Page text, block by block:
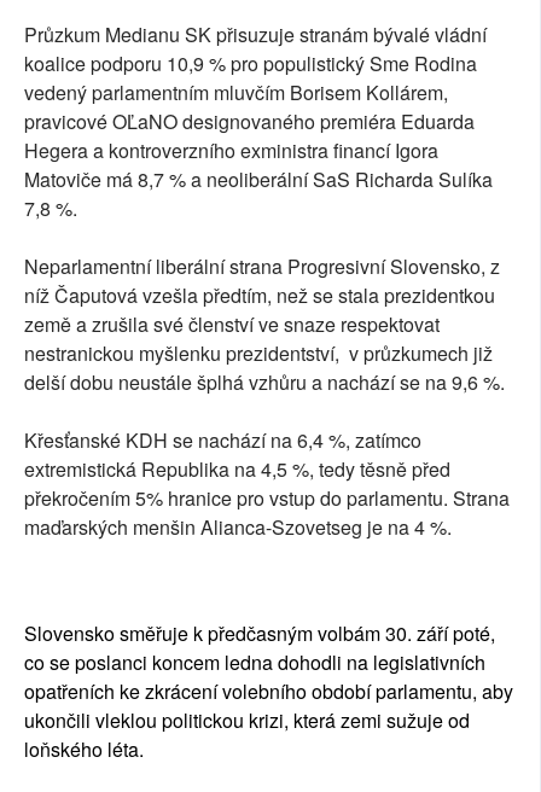
Průzkum Medianu SK přisuzuje stranám bývalé vládní
koalice podporu 10,9 % pro populistický Sme Rodina
vedený parlamentním mluvčím Borisem Kollárem,
pravicové OĽaNO designovaného premiéra Eduarda
Hegera a kontroverzního exministra financí Igora
Matoviče má 8,7 % a neoliberální SaS Richarda Sulíka
7,8 %.
Neparlamentní liberální strana Progresivní Slovensko, z
níž Čaputová vzešla předtím, než se stala prezidentkou
země a zrušila své členství ve snaze respektovat
nestranickou myšlenku prezidentství, v průzkumech již
delší dobu neustále šplhá vzhůru a nachází se na 9,6 %.
Křesťanské KDH se nachází na 6,4 %, zatímco
extremistická Republika na 4,5 %, tedy těsně před
překročením 5% hranice pro vstup do parlamentu. Strana
maďarských menšin Alianca-Szovetseg je na 4 %.
Slovensko směřuje k předčasným volbám 30. září poté,
co se poslanci koncem ledna dohodli na legislativních
opatřeních ke zkrácení volebního období parlamentu, aby
ukončili vleklou politickou krizi, která zemi sužuje od
loňského léta.